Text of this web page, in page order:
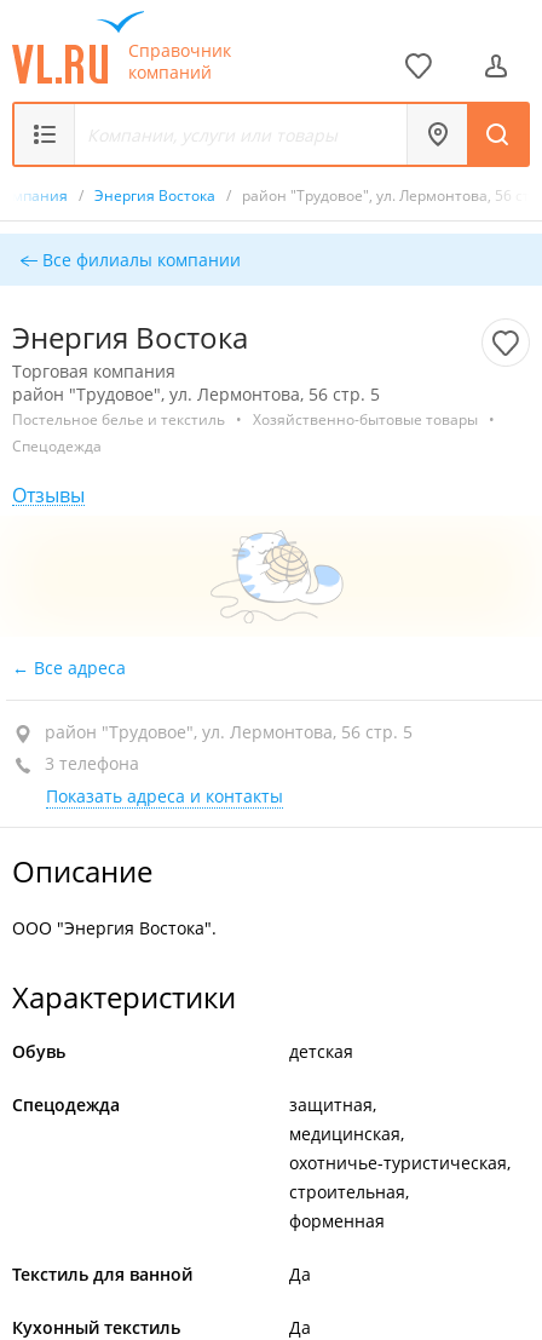
Справочник
компаний
/ Энергия Востока / район "Трудовое", ул. Лермонтова, 56
Все филиалы компании
Энергия Востока
Торговая компания
район "Трудовое", ул. Лермонтова, 56 стр. 5
Постельное белье и текстиль • Хозяйственно-бытовые товары
•
Спецодежда
Отзывы
Все адреса
район "Трудовое", ул. Лермонтова, 56 стр. 5
3 телефона
Показать адреса и контакты
Описание
ООО "Энергия Востока".
Характеристики
Обувь детская
Спецодежда
защитная
медицинская
охотничье-туристическая
строительная
форменная
Текстиль для ванной Да
Кухонный текстиль Да